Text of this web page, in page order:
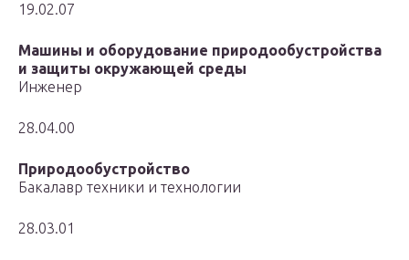
19.02.07
Машины и оборудование природообустройства
и защиты окружающей среды
Инженер
28.04.00
Природообустройство
Бакалавр техники и технологии
28.03.01